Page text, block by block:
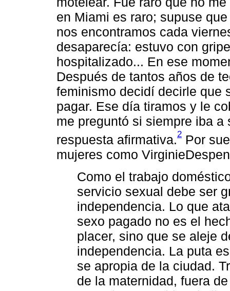
en Miami es raro; supuse
nos encontramos cada
desaparecía: estuvo con
hospitalizado... En ese
Después de tantos años de
feminismo decidí decirle que
pagar. Ese día tiramos y le
me preguntó si siempre iba
respuesta afirmativa.2 Por
mujeres como
Como el trabajo
servicio sexual debe ser
independencia. Lo que
sexo pagado no es el
placer, sino que se aleje
independencia. La puta
se apropia de la ciudad.
de la maternidad, fuera